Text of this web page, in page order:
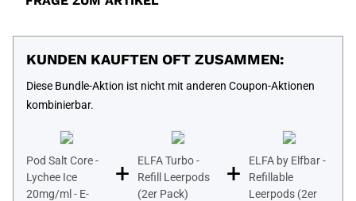
KUNDEN KAUFTEN OFT ZUSAMMEN:
Diese Bundle-Aktion ist nicht mit anderen Coupon-Aktionen
kombinierbar.
Pod Salt Core -
Lychee Ice
20mg/ml - E-
+
ELFA Turbo -
Refill Leerpods
(2er Pack)
+
ELFA by Elfbar -
Refillable
Leerpods (2er